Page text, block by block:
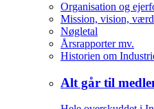
Organisation og
Mission, vision,
Nøgletal
Årsrapporter mv.
Historien om
Alt går til